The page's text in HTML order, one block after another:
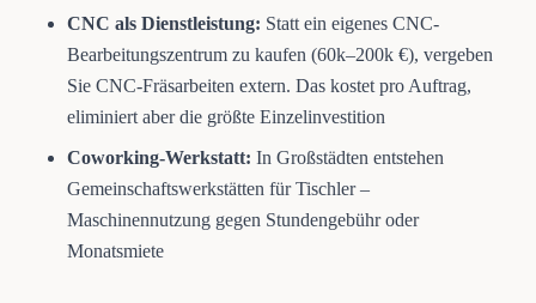
CNC als Dienstleistung: Statt ein eigenes CNC-
Bearbeitungszentrum zu kaufen (60k–200k €), vergeben
Sie CNC-Fräsarbeiten extern. Das kostet pro Auftrag,
eliminiert aber die größte Einzelinvestition
Coworking-Werkstatt: In Großstädten entstehen
Gemeinschaftswerkstätten für Tischler –
Maschinennutzung gegen Stundengebühr oder
Monatsmiete